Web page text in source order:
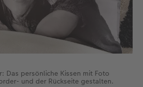
Das persönliche Kissen mit Foto
und der Rückseite gestalten.